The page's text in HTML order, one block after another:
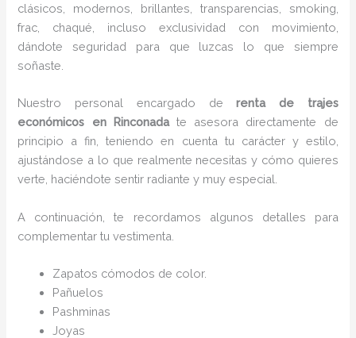
clásicos, modernos, brillantes, transparencias, smoking,
frac, chaqué, incluso exclusividad con movimiento,
dándote seguridad para que luzcas lo que siempre
soñaste.
Nuestro personal encargado derenta de trajes
económicos en Rinconadate asesora directamente de
principio a fin, teniendo en cuenta tu carácter y estilo,
ajustándose a lo que realmente necesitas y cómo quieres
verte, haciéndote sentir radiante y muy especial.
A continuación, te recordamos algunos detalles para
complementar tu vestimenta.
Zapatos cómodos de color.
Pañuelos
Pashminas
Joyas